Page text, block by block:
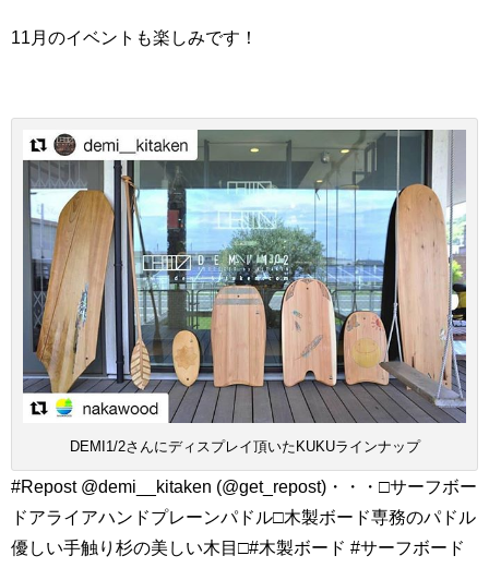
11月のイベントも楽しみです！
DEMI1/2さんにディスプレイ頂いたKUKUラインナップ
#Repost @demi__kitaken (@get_repost)・・・□サーフボー
ドアライアハンドプレーンパドル□木製ボード専務のパドル
優しい手触り杉の美しい木目□#木製ボード #サーフボード